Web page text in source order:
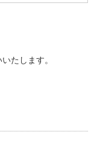
たします。